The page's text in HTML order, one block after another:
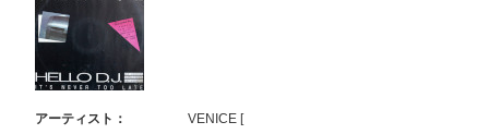
アーティスト：
VENICE [